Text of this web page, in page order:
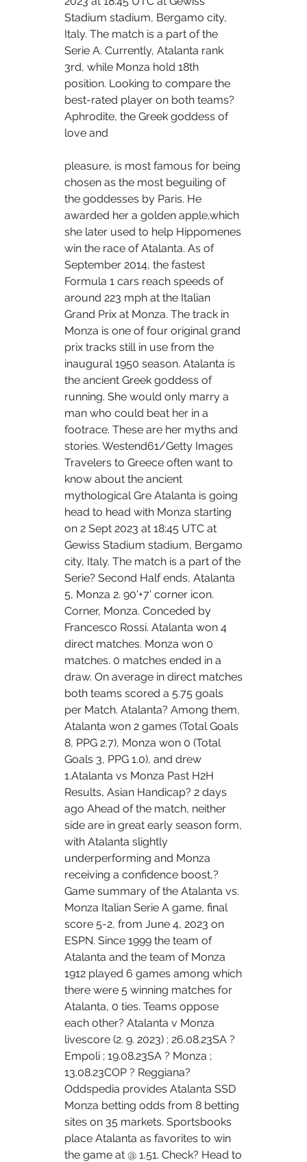
Stadium stadium, Bergamo city,
Italy. The match is a part of the
Serie A. Currently, Atalanta rank
3rd, while Monza hold 18th
position. Looking to compare the
best-rated player on both teams?
Aphrodite, the Greek goddess of
love and
pleasure, is most famous for being
chosen as the most beguiling of
the goddesses by Paris. He
awarded her a golden apple,which
she later used to help Hippomenes
win the race of Atalanta. As of
September 2014, the fastest
Formula 1 cars reach speeds of
around 223 mph at the Italian
Grand Prix at Monza. The track in
Monza is one of four original grand
prix tracks still in use from the
inaugural 1950 season. Atalanta is
the ancient Greek goddess of
running. She would only marry a
man who could beat her in a
footrace. These are her myths and
stories. Westend61/Getty Images
Travelers to Greece often want to
know about the ancient
mythological Gre Atalanta is going
head to head with Monza starting
on 2 Sept 2023 at 18:45 UTC at
Gewiss Stadium stadium, Bergamo
city, Italy. The match is a part of the
Serie? Second Half ends, Atalanta
5, Monza 2. 90'+7' corner icon.
Corner, Monza. Conceded by
Francesco Rossi. Atalanta won 4
direct matches. Monza won 0
matches. 0 matches ended in a
draw. On average in direct matches
both teams scored a 5.75 goals
per Match. Atalanta? Among them,
Atalanta won 2 games (Total Goals
8, PPG 2.7), Monza won 0 (Total
Goals 3, PPG 1.0), and drew
1.Atalanta vs Monza Past H2H
Results, Asian Handicap? 2 days
ago Ahead of the match, neither
side are in great early season form,
with Atalanta slightly
underperforming and Monza
receiving a confidence boost,?
Game summary of the Atalanta vs.
Monza Italian Serie A game, final
score 5-2, from June 4, 2023 on
ESPN. Since 1999 the team of
Atalanta and the team of Monza
1912 played 6 games among which
there were 5 winning matches for
Atalanta, 0 ties. Teams oppose
each other? Atalanta v Monza
livescore (2. 9. 2023) ; 26.08.23SA ?
Empoli ; 19.08.23SA ? Monza ;
13.08.23COP ? Reggiana?
Oddspedia provides Atalanta SSD
Monza betting odds from 8 betting
sites on 35 markets. Sportsbooks
place Atalanta as favorites to win
the game at @ 1.51. Check? Head to